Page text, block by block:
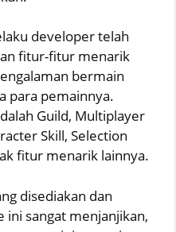
developer telah
fitur-fitur menarik
bermain
para pemainnya.
Guild, Multiplayer
Skill, Selection
fitur menarik lainnya.
disediakan dan
ini sangat menjanjikan,